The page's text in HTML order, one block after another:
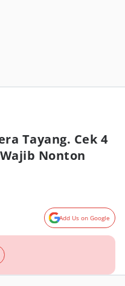
Tayang. Cek 4
Nonton
Add Us on Google